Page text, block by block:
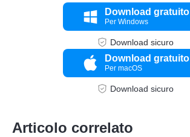
Download gratuito
Per Windows
Download sicuro
Download gratuito
Per macOS
Download sicuro
Articolo correlato